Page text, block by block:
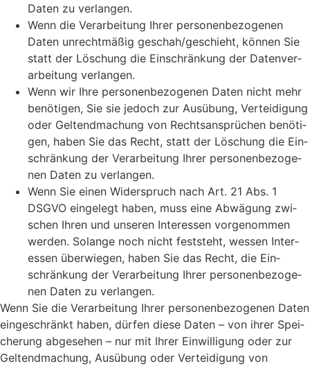
Daten zu ver­lan­gen.
Wenn die Ver­ar­bei­tung Ihrer per­so­nen­be­zo­ge­nen
Daten unrecht­mä­ßig geschah/geschieht, kön­nen Sie
statt der Löschung die Ein­schrän­kung der Daten­ver­
ar­bei­tung ver­lan­gen.
Wenn wir Ihre per­so­nen­be­zo­ge­nen Daten nicht mehr
benö­ti­gen, Sie sie jedoch zur Aus­übung, Ver­tei­di­gung
oder Gel­tend­ma­chung von Rechts­an­sprü­chen benö­ti­
gen, haben Sie das Recht, statt der Löschung die Ein­
schrän­kung der Ver­ar­bei­tung Ihrer per­so­nen­be­zo­ge­
nen Daten zu ver­lan­gen.
Wenn Sie einen Wider­spruch nach Art. 21 Abs. 1
DSGVO ein­ge­legt haben, muss eine Abwä­gung zwi­
schen Ihren und unse­ren Inter­es­sen vor­ge­nom­men
wer­den. Solan­ge noch nicht fest­steht, wes­sen Inter­
es­sen über­wie­gen, haben Sie das Recht, die Ein­
schrän­kung der Ver­ar­bei­tung Ihrer per­so­nen­be­zo­ge­
nen Daten zu ver­lan­gen.
Wenn Sie die Ver­ar­bei­tung Ihrer per­so­nen­be­zo­ge­nen Daten
ein­ge­schränkt haben, dür­fen die­se Daten – von ihrer Spei­
che­rung abge­se­hen – nur mit Ihrer Ein­wil­li­gung oder zur
Gel­tend­ma­chung, Aus­übung oder Ver­tei­di­gung von